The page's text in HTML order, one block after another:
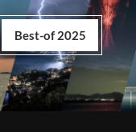
Best-of 2025